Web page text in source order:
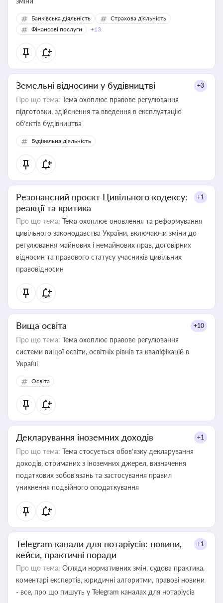
Банківська діяльність
Страхова діяльність
Фінансові послуги
+13
Земельні відносини у будівництві +3
Про що тема: Тема охоплює правове регулювання
підготовки, здійснення та введення в експлуатацію
об’єктів будівництва
Будівельна діяльність
Резонансний проєкт Цивільного кодексу:
реакції та критика
+1
Про що тема: Тема охоплює оновлення та реформування
цивільного законодавства України, включаючи зміни до
регулювання майнових і немайнових прав, договірних
відносин та правового статусу учасників цивільних
правовідносин
Вища освіта +10
Про що тема: Тема охоплює правове регулювання
системи вищої освіти, освітніх рівнів та кваліфікацій в
Україні
Освіта
Декларування іноземних доходів +1
Про що тема: Тема стосується обов’язку декларування
доходів, отриманих з іноземних джерел, визначення
податкових зобов’язань та застосування правил
уникнення подвійного оподаткування
Telegram канали для нотаріусів: новини,
кейси, практичні поради
+1
Про що тема: Огляди нормативних змін, судова практика,
коментарі експертів, юридичні алгоритми, правові новини
- все, про що пишуть у Telegram каналах для нотаріусів